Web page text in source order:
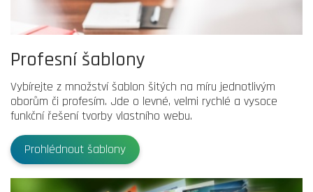
Profesní šablony
Vybírejte z množství šablon šitých na míru jednotlivým
oborům či profesím. Jde o levné, velmi rychlé a vysoce
funkční řešení tvorby vlastního webu.
Prohlédnout šablony